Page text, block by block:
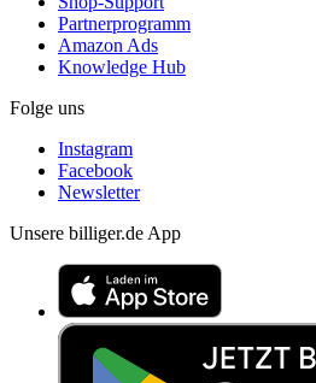
Partnerprogramm
Amazon Ads
Knowledge Hub
Folge uns
Instagram
Facebook
Newsletter
Unsere billiger.de App